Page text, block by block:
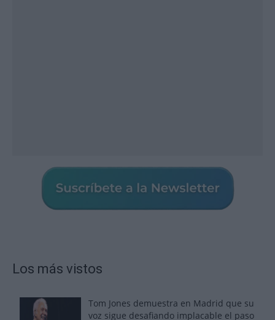
Los más vistos
Tom Jones demuestra en Madrid que su
voz sigue desafiando implacable el paso